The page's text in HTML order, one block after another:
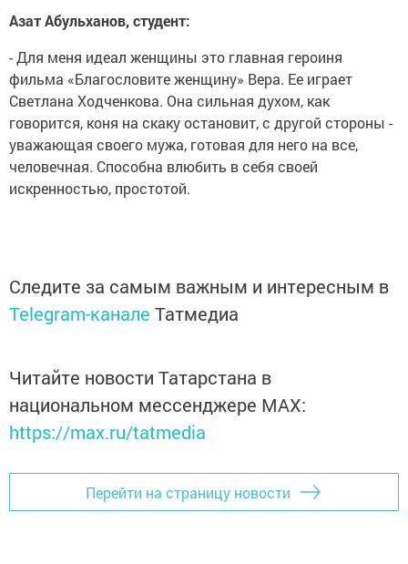
Азат Абульханов, студент:
- Для меня идеал женщины это главная героиня
фильма «Благословите женщину» Вера. Ее играет
Светлана Ходченкова. Она сильная духом, как
говорится, коня на скаку остановит, с другой стороны -
уважающая своего мужа, готовая для него на все,
человечная. Способна влюбить в себя своей
искренностью, простотой.
Следите за самым важным и интересным в
Telegram-канале Татмедиа
Читайте новости Татарстана в
национальном мессенджере MАХ:
https://max.ru/tatmedia
Перейти на страницу новости